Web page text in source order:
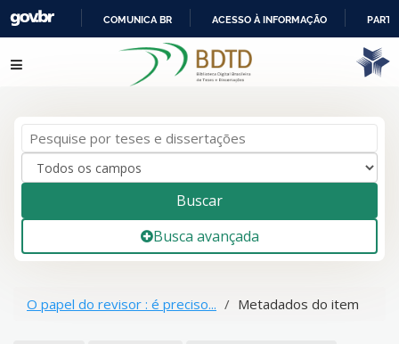
IR
PARA
COMUNICA BR ACESSO À INFORMAÇÃO
Pular para o conteúdo
Buscar
Busca avançada
O papel do revisor : é preciso... Metadados do item